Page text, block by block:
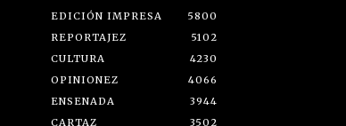
EDICIÓN IMPRESA
5800
REPORTAJEZ
5102
CULTURA
4230
OPINIONEZ
4066
ENSENADA
3944
CARTAZ
3502